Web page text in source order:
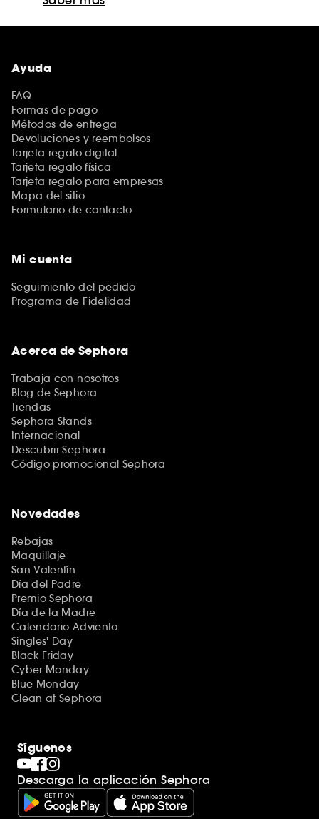
Ayuda
FAQ
Formas de pago
Métodos de entrega
Devoluciones y reembolsos
Tarjeta regalo digital
Tarjeta regalo física
Tarjeta regalo para empresas
Mapa del sitio
Formulario de contacto
Mi cuenta
Seguimiento del pedido
Programa de Fidelidad
Acerca de Sephora
Trabaja con nosotros
Blog de Sephora
Tiendas
Sephora Stands
Internacional
Descubrir Sephora
Código promocional Sephora
Novedades
Rebajas
Maquillaje
San Valentín
Día del Padre
Premio Sephora
Día de la Madre
Calendario Adviento
Singles' Day
Black Friday
Cyber Monday
Blue Monday
Clean at Sephora
Síguenos
Descarga la aplicación Sephora